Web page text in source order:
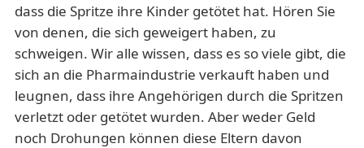
dass die Spritze ihre Kinder getötet hat. Hören Sie
von denen, die sich geweigert haben, zu
schweigen. Wir alle wissen, dass es so viele gibt, die
sich an die Pharmaindustrie verkauft haben und
leugnen, dass ihre Angehörigen durch die Spritzen
verletzt oder getötet wurden. Aber weder Geld
noch Drohungen können diese Eltern davon